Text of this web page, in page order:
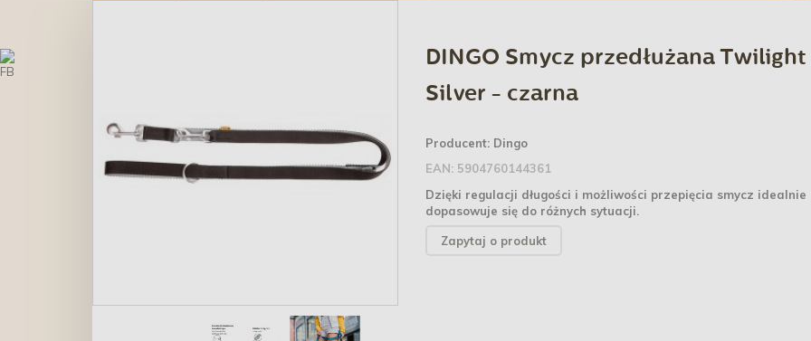
DINGO Smycz przedłużana Twilight
Silver - czarna
Producent: Dingo
EAN: 5904760144361
Dzięki regulacji długości i możliwości przepięcia smycz idealnie
dopasowuje się do różnych sytuacji.
Zapytaj o produkt